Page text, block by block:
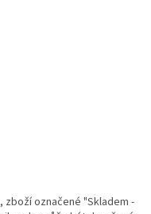
zboží označené "Skladem -